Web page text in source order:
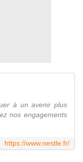
à un avenir plus
nos engagements
https://www.nestle.fr/